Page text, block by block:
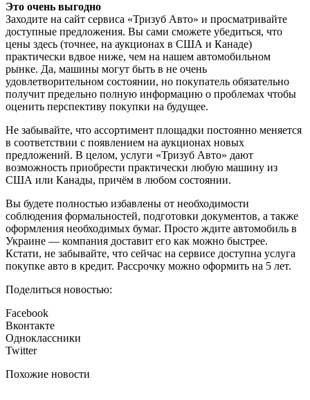
Это очень выгодно
Заходите на сайт сервиса «Тризуб Авто» и просматривайте
доступные предложения. Вы сами сможете убедиться, что
цены здесь (точнее, на аукционах в США и Канаде)
практически вдвое ниже, чем на нашем автомобильном
рынке. Да, машины могут быть в не очень
удовлетворительном состоянии, но покупатель обязательно
получит предельно полную информацию о проблемах чтобы
оценить перспективу покупки на будущее.
Не забывайте, что ассортимент площадки постоянно меняется
в соответствии с появлением на аукционах новых
предложений. В целом, услуги «Тризуб Авто» дают
возможность приобрести практически любую машину из
США или Канады, причём в любом состоянии.
Вы будете полностью избавлены от необходимости
соблюдения формальностей, подготовки документов, а также
оформления необходимых бумаг. Просто ждите автомобиль в
Украине — компания доставит его как можно быстрее.
Кстати, не забывайте, что сейчас на сервисе доступна услуга
покупке авто в кредит. Рассрочку можно оформить на 5 лет.
Поделиться новостью:
Facebook
Вконтакте
Одноклассники
Twitter
Похожие новости